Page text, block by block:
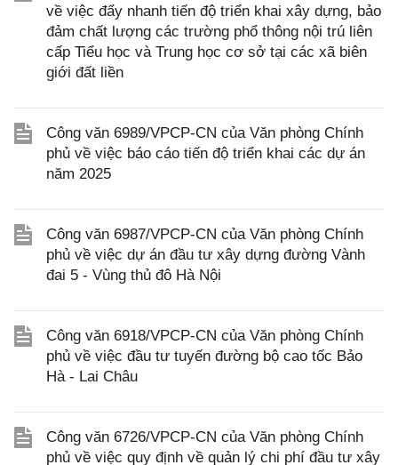
về việc đẩy nhanh tiến độ triển khai xây dựng, bảo
đảm chất lượng các trường phổ thông nội trú liên
cấp Tiểu học và Trung học cơ sở tại các xã biên
giới đất liền
Công văn 6989/VPCP-CN của Văn phòng Chính
phủ về việc báo cáo tiến độ triển khai các dự án
năm 2025
Công văn 6987/VPCP-CN của Văn phòng Chính
phủ về việc dự án đầu tư xây dựng đường Vành
đai 5 - Vùng thủ đô Hà Nội
Công văn 6918/VPCP-CN của Văn phòng Chính
phủ về việc đầu tư tuyến đường bộ cao tốc Bảo
Hà - Lai Châu
Công văn 6726/VPCP-CN của Văn phòng Chính
phủ về việc quy định về quản lý chi phí đầu tư xây